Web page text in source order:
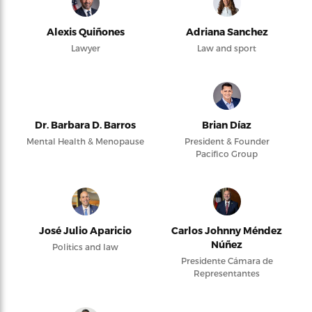
Alexis Quiñones
Lawyer
Adriana Sanchez
Law and sport
Dr. Barbara D. Barros
Mental Health & Menopause
Brian Díaz
President & Founder
Pacifico Group
José Julio Aparicio
Politics and law
Carlos Johnny Méndez
Núñez
Presidente Cámara de
Representantes